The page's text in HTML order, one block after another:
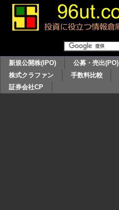
新規公開株(IPO) 公募・売出(PO)
株式クラファン
手数料比較
証券会社CP